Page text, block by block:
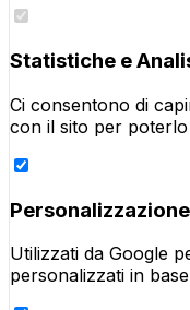
Statistiche e
Ci consentono di
con il sito per
Utilizzati da Google
personalizzati in